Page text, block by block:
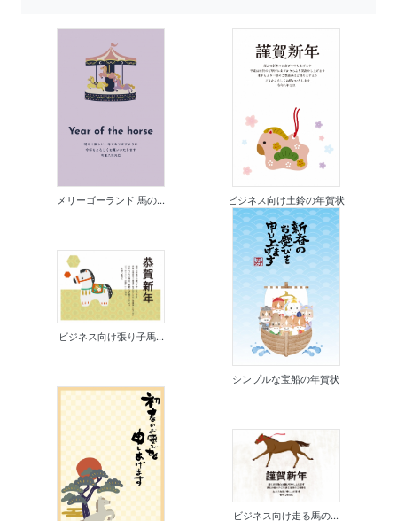
メリーゴーランド 馬の... ビジネス向け土鈴の年賀状
ビジネス向け張り子馬...
シンプルな宝船の年賀状
ビジネス向け走る馬の...